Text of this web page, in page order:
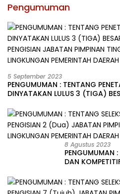
Pengumuman
5 September 2023
PENGUMUMAN : TENTANG
DINYATAKAN LULUS 3 (TIGA)
LINGKUNGAN PEMERINTAH
8 Agustus 2023
PENGUMUMAN :
DAN
LINGKUNGAN
KABUPATEN